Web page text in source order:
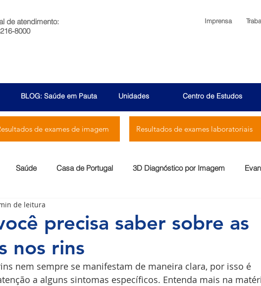
de atendimento:
8000
Imprensa
BLOG: Saúde em Pauta Unidades Centro de Estudos
de exames de imagem Resultados de exames laboratoriais
Saúde Casa de Portugal 3D Diagnóstico por Imagem
Menssana
COPI
precisa saber sobre as
nos rins
de leitura
nem sempre se manifestam de maneira clara, por isso é
a alguns sintomas específicos. Entenda mais na